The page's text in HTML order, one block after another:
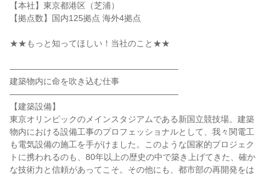
【本社】東京都港区（芝浦）
【拠点数】国内125拠点 海外4拠点
★★もっと知ってほしい！当社のこと★★
――――――――――――――――――――
建築物内に命を吹き込む仕事
――――――――――――――――――――
【建築設備】
東京オリンピックのメインスタジアムである新国立競技場。建築
物内における設備工事のプロフェッショナルとして、我々関電工
も電気設備の施工を手がけました。このような国家的プロジェク
トに携われるのも、80年以上の歴史の中で築き上げてきた、確か
な技術力と信頼があってこそ。その他にも、都市部の再開発をは